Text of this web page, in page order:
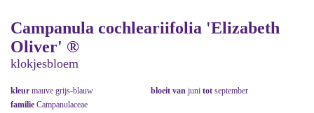
Campanula cochleariifolia 'Elizabeth
Oliver' ®
klokjesbloem
kleur mauve grijs-blauw bloeit van juni tot september
familie Campanulaceae